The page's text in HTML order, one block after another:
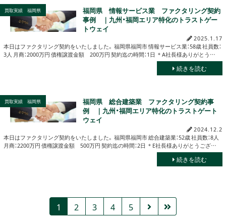
買取実績 福岡県
福岡県 情報サービス業 ファクタリング契約
事例 ｜九州・福岡エリア特化のトラストゲー
トウェイ
2025.1.17
本日はファクタリング契約をいたしました。 福岡県福岡市 情報サービス業：58歳 社員数：
3人 月商：2000万円 債権譲渡金額 200万円 契約迄の時間：1日 ＊A社長様ありがとう…
続きを読む
買取実績 福岡県
福岡県 総合建築業 ファクタリング契約事
例 ｜九州・福岡エリア特化のトラストゲート
ウェイ
2024.12.2
本日はファクタリング契約をいたしました。 福岡県福岡市 総合建築業：52歳 社員数：8人
月商：2200万円 債権譲渡金額 500万円 契約迄の時間：2日 ＊E社長様ありがとうござ…
続きを読む
1 2 3 4 5